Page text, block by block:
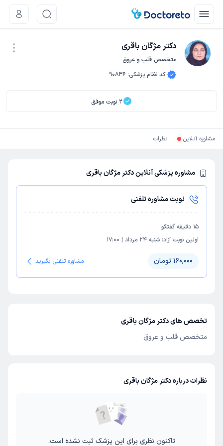
دکتر مژگان باقری
متخصص قلب و عروق
کد نظام پزشکی:
90836
2 نوبت موفق
مشاوره آنلاین نظرات
مشاوره پزشکی آنلاین دکتر مژگان باقری
نوبت مشاوره تلفنی
15 دقیقه گفتگو
اولین نوبت آزاد: شنبه 24 مرداد |
17:00
160,000 تومان مشاوره تلفنی بگیرید
تخصص های دکتر مژگان باقری
متخصص قلب و عروق
نظرات درباره دکتر مژگان باقری
تاکنون نظری برای این پزشک ثبت نشده است.